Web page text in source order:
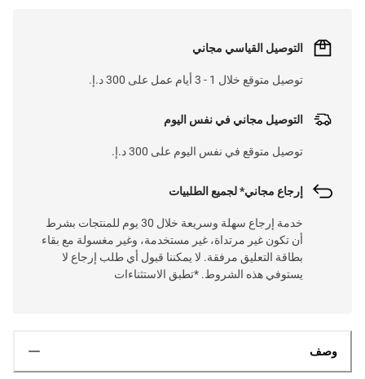
التوصيل القياسي مجاني
توصيل متوقع خلال 1 - 3 أيام عمل على 300 د.إ.
التوصيل مجاني في نفس اليوم
توصيل متوقع في نفس اليوم على 300 د.إ.
إرجاع مجاني* لجميع الطلبيات
خدمة إرجاع سهلة وسريعة خلال 30 يوم للمنتجات بشرط
أن تكون غير مرتداة، غير مستخدمة، وغير مغسولة مع بقاء
بطاقة التعليق مرفقة. لا يمكننا قبول أي طلب إرجاع لا
يستوفي هذه الشروط. *تطبق الاستثناءات
وصف